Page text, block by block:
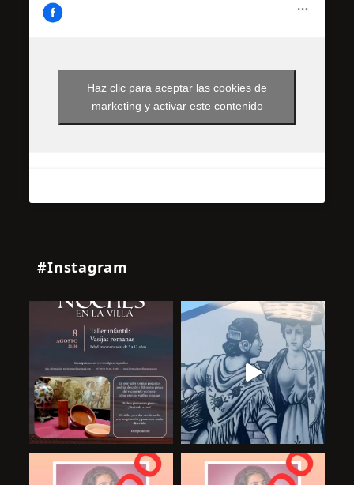
Haz clic para aceptar las cookies de
marketing y activar este contenido
#Instagram